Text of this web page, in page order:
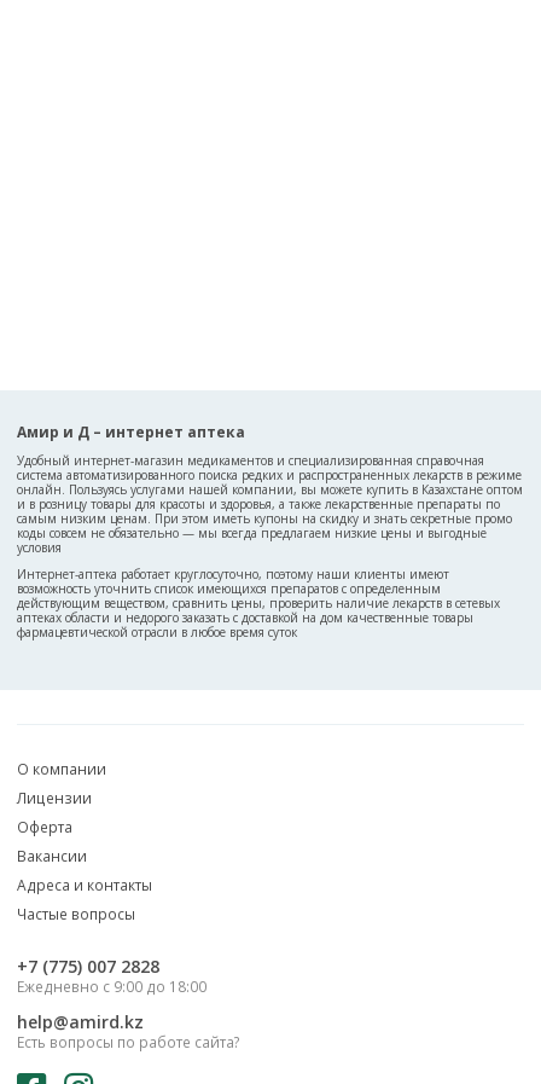
Амир и Д – интернет аптека
Удобный интернет-магазин медикаментов и специализированная справочная
система автоматизированного поиска редких и распространенных лекарств в режиме
онлайн. Пользуясь услугами нашей компании, вы можете купить в Казахстане оптом
и в розницу товары для красоты и здоровья, а также лекарственные препараты по
самым низким ценам. При этом иметь купоны на скидку и знать секретные промо
коды совсем не обязательно — мы всегда предлагаем низкие цены и выгодные
условия
Интернет-аптека работает круглосуточно, поэтому наши клиенты имеют
возможность уточнить список имеющихся препаратов с определенным
действующим веществом, сравнить цены, проверить наличие лекарств в сетевых
аптеках области и недорого заказать с доставкой на дом качественные товары
фармацевтической отрасли в любое время суток
О компании
Лицензии
Оферта
Вакансии
Адреса и контакты
Частые вопросы
‎+7 (775) 007 2828
Ежедневно с 9:00 до 18:00
help@amird.kz
Есть вопросы по работе сайта?